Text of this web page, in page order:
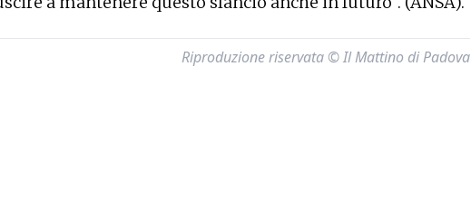
Riproduzione riservata © Il Mattino di Padova